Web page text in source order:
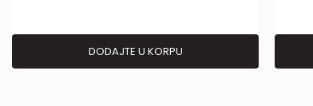
DODAJTE U KORPU